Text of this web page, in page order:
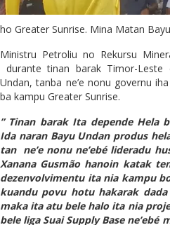
ho Greater Sunrise. Mina Matan
Ministru Petroliu no Rekursu
durante tinan barak Timor-
Undan, tanba ne’e nonu governu
ba kampu Greater Sunrise.
” Tinan barak Ita depende Hela
Ida naran Bayu Undan produs
tan ne’e nonu ne’ebé lideradu
Xanana Gusmão hanoin katak
dezenvolvimentu ita nia kampu
kuandu povu hotu hakarak
maka ita atu bele halo ita nia
bele liga Suai Supply Base ne’ebé